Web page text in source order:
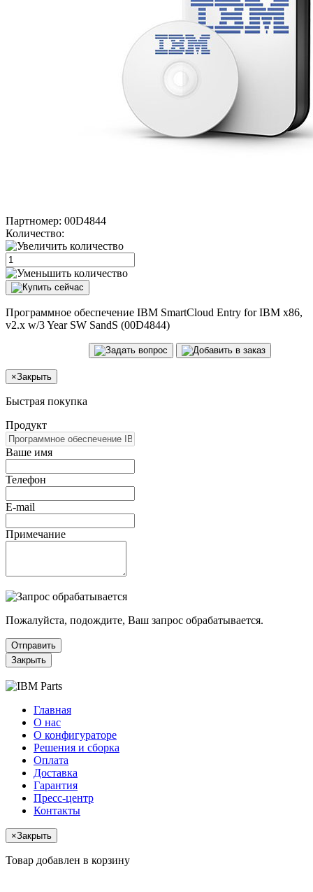
Партномер: 00D4844
Количество:
Программное обеспечение IBM SmartCloud Entry for IBM x86,
v2.x w/3 Year SW SandS (00D4844)
×Закрыть
Быстрая покупка
Продукт
Ваше имя
Телефон
E-mail
Примечание
Пожалуйста, подождите, Ваш запрос обрабатывается.
Отправить
Закрыть
Главная
О нас
О конфигураторе
Решения и сборка
Оплата
Доставка
Гарантия
Пресс-центр
Контакты
×Закрыть
Товар добавлен в корзину